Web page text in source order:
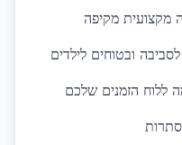
מקצועית מקיפה
ובטוחים לילדים
ללוח הזמנים שלכם